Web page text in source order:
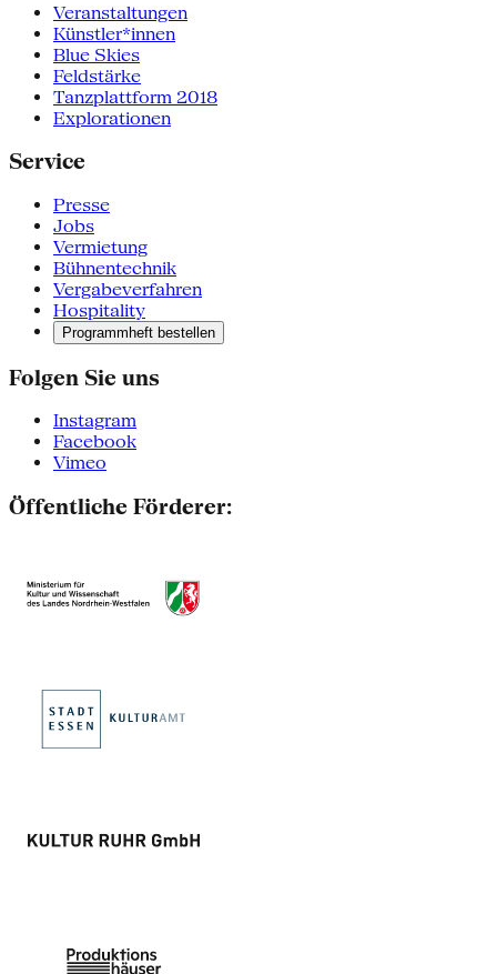
Veranstaltungen
Künstler*innen
Blue Skies
Feldstärke
Tanzplattform 2018
Explorationen
Service
Presse
Jobs
Vermietung
Bühnentechnik
Vergabeverfahren
Hospitality
Programmheft bestellen
Folgen Sie uns
Instagram
Facebook
Vimeo
Öffentliche Förderer: